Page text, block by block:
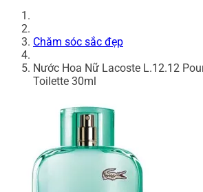
Chăm sóc sắc đẹp
Nước Hoa Nữ Lacoste L.12.12
Toilette 30ml